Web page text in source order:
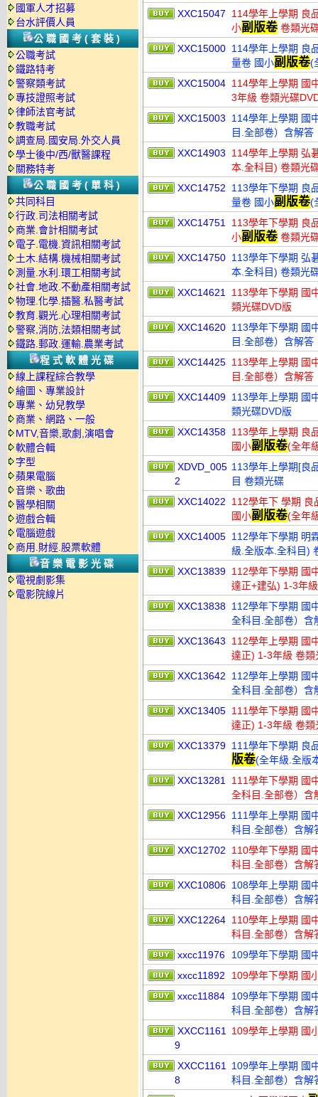
國軍人才招募
台水評價人員
公職國考(套裝)
公職考試
鐵路特考
警察類考試
專技證照考試
律師法官考試
教職考試
調查局.國安局.外交人員
學士後中/西/獸醫課程
關務特考
公職國考(單科)
共同科目
行政.司法相關考試
商業.會計相關考試
電子.電機.資訊相關考試
土木.結構.機械相關考試
測量.水利.環工相關考試
社會.地政.不動產相關考試
物理.化學.插醫.私醫考試
教育.觀光.心理相關考試
警察,消防,法類相關考試
鐵路.郵政.運輸.農業考試
程式軟體光碟
線上課程綜合教學
繪圖、專業設計
專業、幼兒教學
商業、網路、一般
MTV,音樂,歌劇,演唱會
軟體合輯
字型
蘋果電腦
音樂、歌曲
醫學相關
遊戲合輯
電腦遊戲
商用.財經.股票軟體
音樂電影光碟
電視劇影集
電影院線片
XXC15047
114學年上學期 良
小副版卷卷類光
XXC15000 114學年上學期 良
量卷 國小副版卷(
XXC15004 114學年上學期 國
3年級 卷類光碟
XXC15003
114學年上學期 國
目.全部卷）含解答
XXC14903
114學年上學期 弘
本.全科目) 卷類光
XXC14752
113學年下學期 良
量卷 國小副版卷(
XXC14751
113學年下學期 良
小副版卷卷類光
XXC14750 113學年下學期 弘
本.全科目) 卷類光
XXC14621
113學年下學期 國
類光碟DVD版
XXC14620 113學年下學期 國
目.全部卷）含解答
XXC14425 113學年上學期 國
目.全部卷）含解答
XXC14409 113學年上學期 國
類光碟DVD版
XXC14358 113學年上學期 良
國小副版卷(全年
XDVD_005
2
113學年上學期[良
目 卷類光碟
XXC14022
112學年下 學期 良
國小副版卷(全年
XXC14005 112學年下學期 明
級.全版本.全科目)
XXC13839 112學年下學期 國
達正+建弘) 1-3年
XXC13838 112學年下學期 國
全科目.全部卷）含
XXC13643
112學年上學期 國
達正) 1-3年級 卷類
XXC13642
112學年上學期 國
全科目.全部卷）含
XXC13405 111學年下學期 國
達正) 1-3年級 卷類
XXC13379 111學年下學期 良
版卷(全年級.全版
XXC13281
111學年下學期 國
全科目.全部卷）含
XXC12956 111學年上學期 國
科目.全部卷）含解
XXC12702
110學年下學期 國
科目.全部卷）含解
XXC10806 108學年上學期 國
科目.全部卷）含解
XXC12264 110學年上學期 國
科目.全部卷）含解
xxcc11976
109學年下學期 國
xxcc11892
109學年下學期 國
xxcc11884
109學年下學期 國
科目.全部卷）含解
XXCC1161
9
109學年上學期 國
XXCC1161
8
109學年上學期 國
科目.全部卷）含解